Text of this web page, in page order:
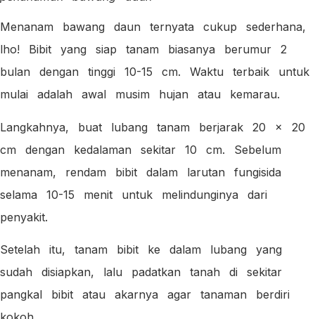
Menanam bawang daun ternyata cukup sederhana,
lho! Bibit yang siap tanam biasanya berumur 2
bulan dengan tinggi 10-15 cm. Waktu terbaik untuk
mulai adalah awal musim hujan atau kemarau.
Langkahnya, buat lubang tanam berjarak 20 x 20
cm dengan kedalaman sekitar 10 cm. Sebelum
menanam, rendam bibit dalam larutan fungisida
selama 10-15 menit untuk melindunginya dari
penyakit.
Setelah itu, tanam bibit ke dalam lubang yang
sudah disiapkan, lalu padatkan tanah di sekitar
pangkal bibit atau akarnya agar tanaman berdiri